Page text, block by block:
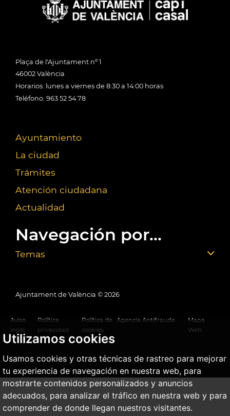
Utilizamos cookies
Usamos cookies y otras técnicas de rastreo para mejorar
tu experiencia de navegación en nuestra web, para
mostrarte contenidos personalizados y anuncios
adecuados, para analizar el tráfico en nuestra web y para
comprender de donde llegan nuestros visitantes.
Plaça de l'Ajuntament nº 1
46002 València
Horarios: lunes a viernes de 8:30 a 14:00 horas
Teléfono: 963 52 54 78
Ayuntamiento
La ciudad
Trámites
Atención ciudadana
Actualidad
Navegación por...
Temas
Ajuntament de València © 2026
Aviso
legal
Política
privacidad
Política de
cookies
Agencia Antifraude
Mapa
Web